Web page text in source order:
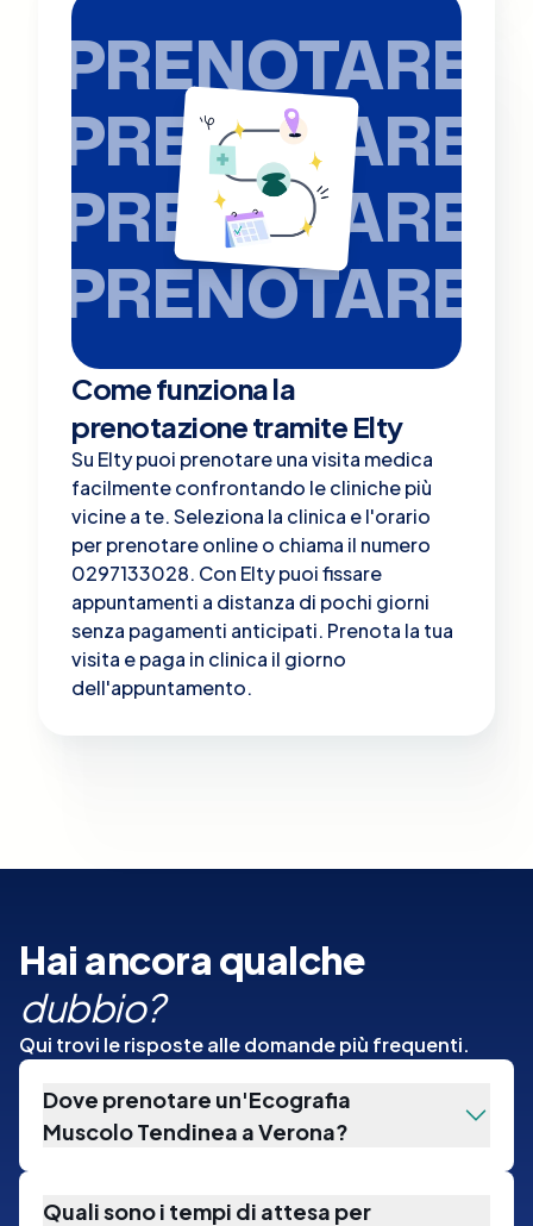
PRENOTARE
PRENOTARE
PRENOTARE
PRENOTARE
Come funziona la
prenotazione tramite Elty
Su Elty puoi prenotare una visita medica
facilmente confrontando le cliniche più
vicine a te. Seleziona la clinica e l'orario
per prenotare online o chiama il numero
0297133028. Con Elty puoi fissare
appuntamenti a distanza di pochi giorni
senza pagamenti anticipati. Prenota la tua
visita e paga in clinica il giorno
dell'appuntamento.
Hai ancora qualche
dubbio?
Qui trovi le risposte alle domande più frequenti.
Dove prenotare un'Ecografia
Muscolo Tendinea a Verona?
Quali sono i tempi di attesa per